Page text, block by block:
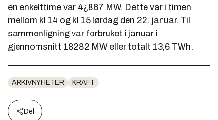
en enkelttime var 4¿867 MW. Dette var i timen
mellom kl 14 og kl 15 lørdag den 22. januar. Til
sammenligning var forbruket i januar i
gjennomsnitt 18282 MW eller totalt 13,6 TWh.
ARKIVNYHETER KRAFT
Del